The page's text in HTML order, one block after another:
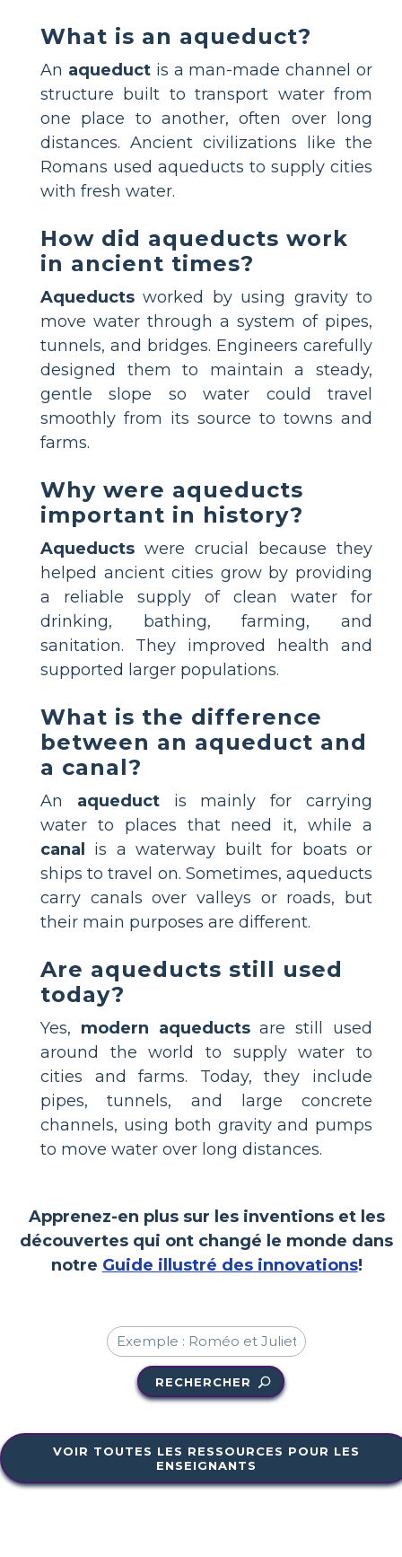
What is an aqueduct?
An aqueductis a man-made channel or
structure built to transport water from
one place to another, often over long
distances. Ancient civilizations like the
Romans used aqueducts to supply cities
with fresh water.
How did aqueducts work
in ancient times?
Aqueducts worked by using gravity to
move water through a system of pipes,
tunnels, and bridges. Engineers carefully
designed them to maintain a steady,
gentle slope so water could travel
smoothly from its source to towns and
farms.
Why were aqueducts
important in history?
Aqueducts were crucial because they
helped ancient cities grow by providing
a reliable supply of clean water for
drinking, bathing, farming, and
sanitation. They improved health and
supported larger populations.
What is the difference
between an aqueduct and
a canal?
An aqueductis mainly for carrying
water to places that need it, while a
canal
is a waterway built for boats or
ships to travel on. Sometimes, aqueducts
carry canals over valleys or roads, but
their main purposes are different.
Are aqueducts still used
today?
Yes, modern aqueductsare still used
around the world to supply water to
cities and farms. Today, they include
pipes, tunnels, and large concrete
channels, using both gravity and pumps
to move water over long distances.
Apprenez-en plus sur les inventions et les
découvertes qui ont changé le monde dans
notre Guide illustré des innovations!
RECHERCHER
VOIR TOUTES LES RESSOURCES POUR LES
ENSEIGNANTS